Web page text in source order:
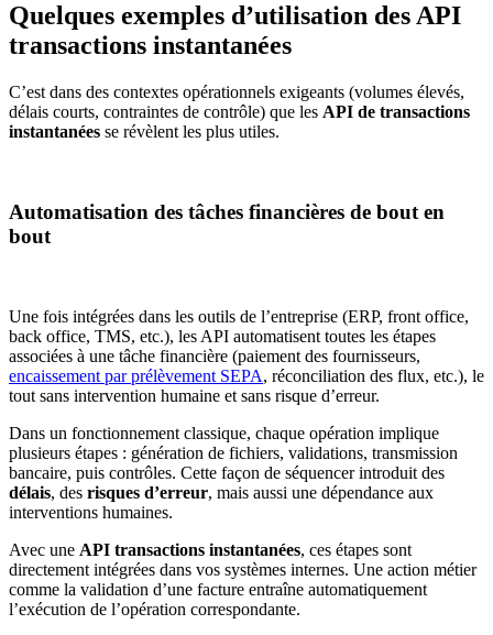
Quelques exemples d’utilisation des API
transactions instantanées
C’est dans des contextes opérationnels exigeants (volumes élevés,
délais courts, contraintes de contrôle) que les API de transactions
instantanées se révèlent les plus utiles.
Automatisation des tâches financières de bout en
bout
Une fois intégrées dans les outils de l’entreprise (ERP, front office,
back office, TMS, etc.), les API automatisent toutes les étapes
associées à une tâche financière (paiement des fournisseurs,
encaissement par prélèvement SEPA, réconciliation des flux, etc.), le
tout sans intervention humaine et sans risque d’erreur.
Dans un fonctionnement classique, chaque opération implique
plusieurs étapes : génération de fichiers, validations, transmission
bancaire, puis contrôles. Cette façon de séquencer introduit des
délais, des risques d’erreur, mais aussi une dépendance aux
interventions humaines.
Avec une API transactions instantanées, ces étapes sont
directement intégrées dans vos systèmes internes. Une action métier
comme la validation d’une facture entraîne automatiquement
l’exécution de l’opération correspondante.